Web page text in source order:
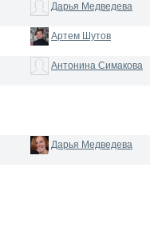
Дарья Медведева
Артем Шутов
Антонина Симакова
Дарья Медведева